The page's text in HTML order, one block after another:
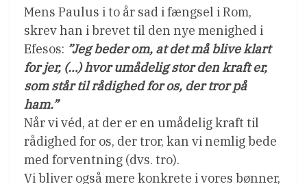
Mens Paulus i to år sad i fængsel i Rom,
skrev han i brevet til den nye menighed i
Efesos: ”Jeg beder om, at det må blive klart
for jer, (…) hvor umådelig stor den kraft er,
som står til rådighed for os, der tror på
ham.”
Når vi véd, at der er en umådelig kraft til
rådighed for os, der tror, kan vi nemlig bede
med forventning (dvs. tro).
Vi bliver også mere konkrete i vores bønner,